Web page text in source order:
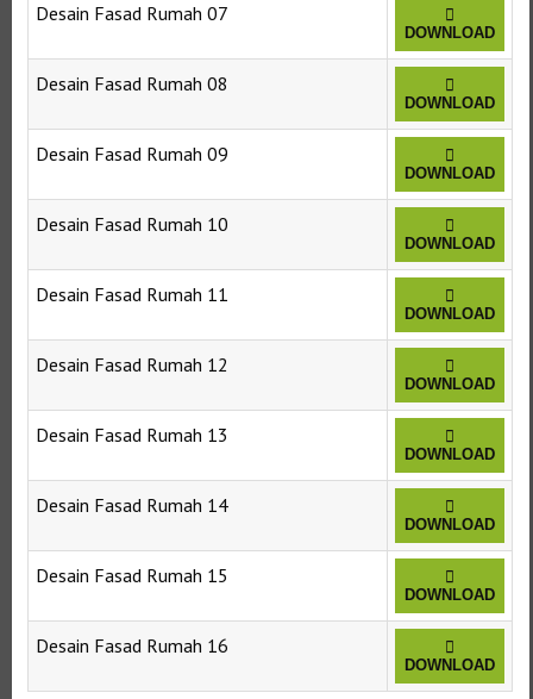
Desain Fasad Rumah 07
DOWNLOAD
Desain Fasad Rumah 08
DOWNLOAD
Desain Fasad Rumah 09
DOWNLOAD
Desain Fasad Rumah 10
DOWNLOAD
Desain Fasad Rumah 11
DOWNLOAD
Desain Fasad Rumah 12
DOWNLOAD
Desain Fasad Rumah 13
DOWNLOAD
Desain Fasad Rumah 14
DOWNLOAD
Desain Fasad Rumah 15
DOWNLOAD
Desain Fasad Rumah 16
DOWNLOAD